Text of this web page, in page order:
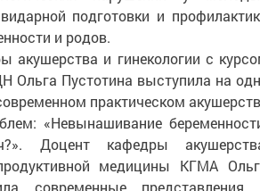
подготовки и
и родов.
акушерства и гинекологии с
Ольга Пустотина выступила на
практическом
«Невынашивание
Доцент кафедры
медицины КГМА
современные представления